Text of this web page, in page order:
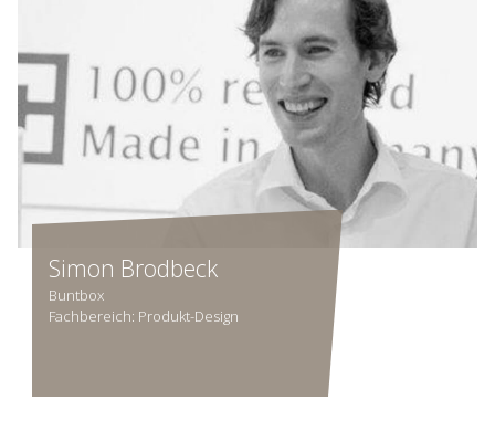
Simon Brodbeck
Buntbox
Fachbereich: Produkt-Design